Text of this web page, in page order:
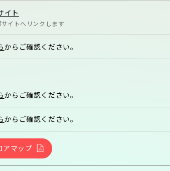
イト
イトへリンクします
からご確認ください。
からご確認ください。
からご確認ください。
アマップ